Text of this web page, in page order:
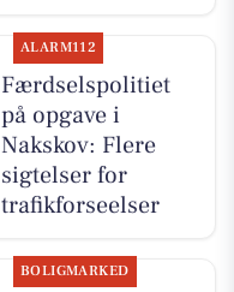
ALARM112
Færdselspolitiet
på opgave i
Nakskov: Flere
sigtelser for
trafikforseelser
BOLIGMARKED